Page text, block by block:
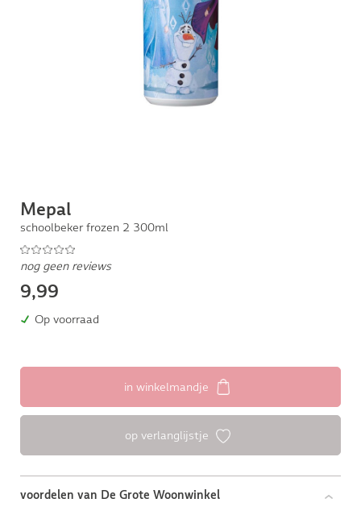
Mepal
schoolbeker frozen 2 300ml
nog geen reviews
9,99
Op voorraad
in winkelmandje
op verlanglijstje
voordelen van De Grote Woonwinkel